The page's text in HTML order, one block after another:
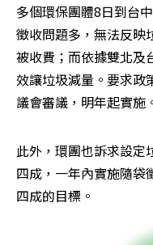
多個環保團體8日到台
徵收問題多，無法反映
被收費；而依據雙北及
效讓垃圾減量。要求政
議會審議，明年起實施
此外，環團也訴求設定
四成，一年內實施隨袋
四成的目標。